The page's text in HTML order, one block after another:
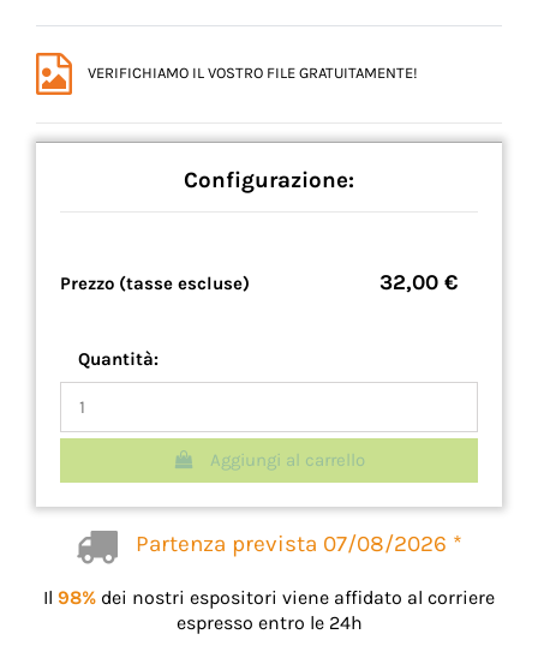
VERIFICHIAMO IL VOSTRO FILE GRATUITAMENTE!
Configurazione:
Prezzo (tasse escluse) 32,00 €
Quantità:
Aggiungi al carrello
Partenza prevista 07/08/2026 *
Il 98% dei nostri espositori viene affidato al corriere
espresso entro le 24h